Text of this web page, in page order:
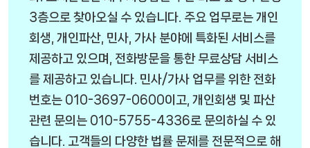
3층으로 찾아오실 수 있습니다. 주요 업무로는 개인
회생, 개인파산, 민사, 가사 분야에 특화된 서비스를
제공하고 있으며, 전화방문을 통한 무료상담 서비스
를 제공하고 있습니다. 민사/가사 업무를 위한 전화
번호는 010-3697-0600이고, 개인회생 및 파산
관련 문의는 010-5755-4336로 문의하실 수 있
습니다. 고객들의 다양한 법률 문제를 전문적으로 해